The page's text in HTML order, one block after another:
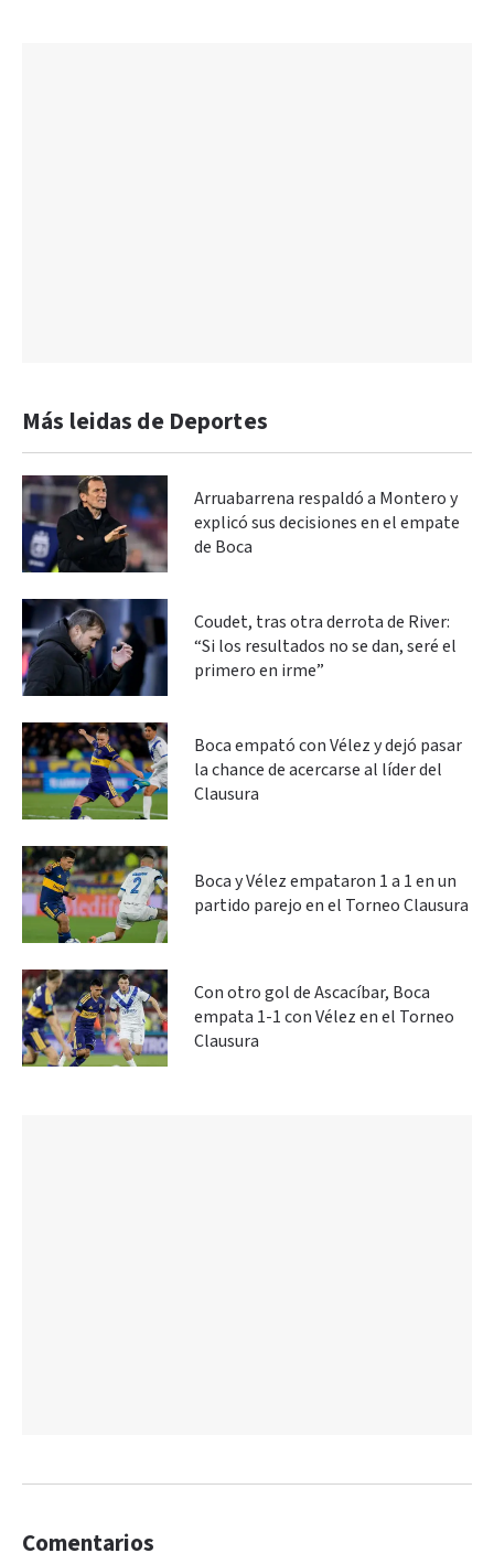
Más leidas de Deportes
Arruabarrena respaldó a Montero y
explicó sus decisiones en el empate
de Boca
Coudet, tras otra derrota de River:
“Si los resultados no se dan, seré el
primero en irme”
Boca empató con Vélez y dejó pasar
la chance de acercarse al líder del
Clausura
Boca y Vélez empataron 1 a 1 en un
partido parejo en el Torneo Clausura
Con otro gol de Ascacíbar, Boca
empata 1-1 con Vélez en el Torneo
Clausura
Comentarios